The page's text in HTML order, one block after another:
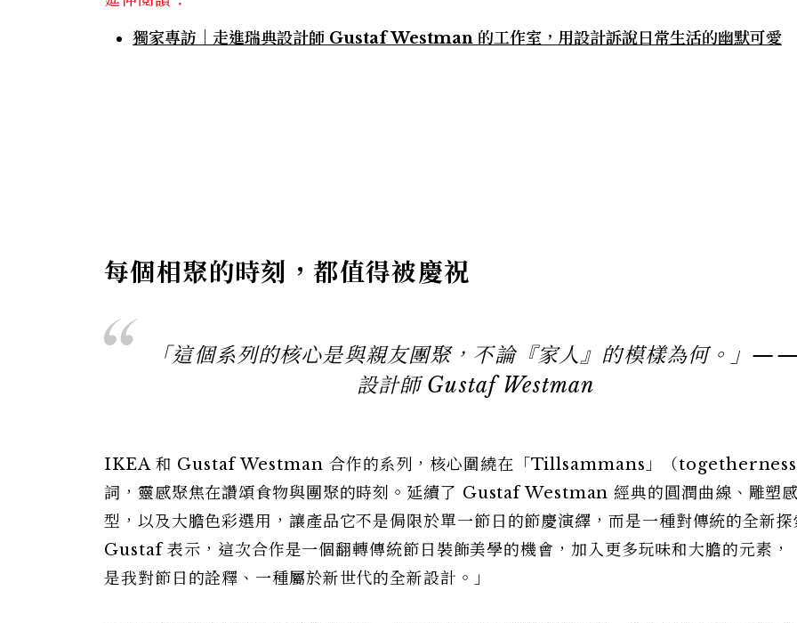
獨家專訪｜走進瑞典設計師 Gustaf Westman 的工作室，用設計訴說日常生活的幽默可愛
每個相聚的時刻，都值得被慶祝
「這個系列的核心是與親友團聚，不論『家人』的模樣為何。」
設計師 Gustaf Westman
IKEA 和 Gustaf Westman 合作的系列，核心圍繞在「Tillsammans」（
詞，靈感聚焦在讚頌食物與團聚的時刻。延續了 Gustaf Westman 經典的圓潤曲線、雕塑
型，以及大膽色彩選用，讓產品它不是侷限於單一節日的節慶演繹，而是一種對傳統的全新
Gustaf 表示，這次合作是一個翻轉傳統節日裝飾美學的機會，加入更多玩味和大膽的元素，
是我對節日的詮釋、一種屬於新世代的全新設計。」